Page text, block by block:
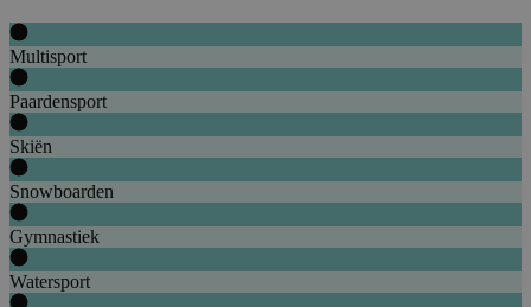
Multisport
Paardensport
Skiën
Snowboarden
Gymnastiek
Watersport